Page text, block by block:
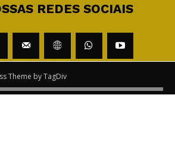
REDES SOCIAIS
Theme by TagDiv